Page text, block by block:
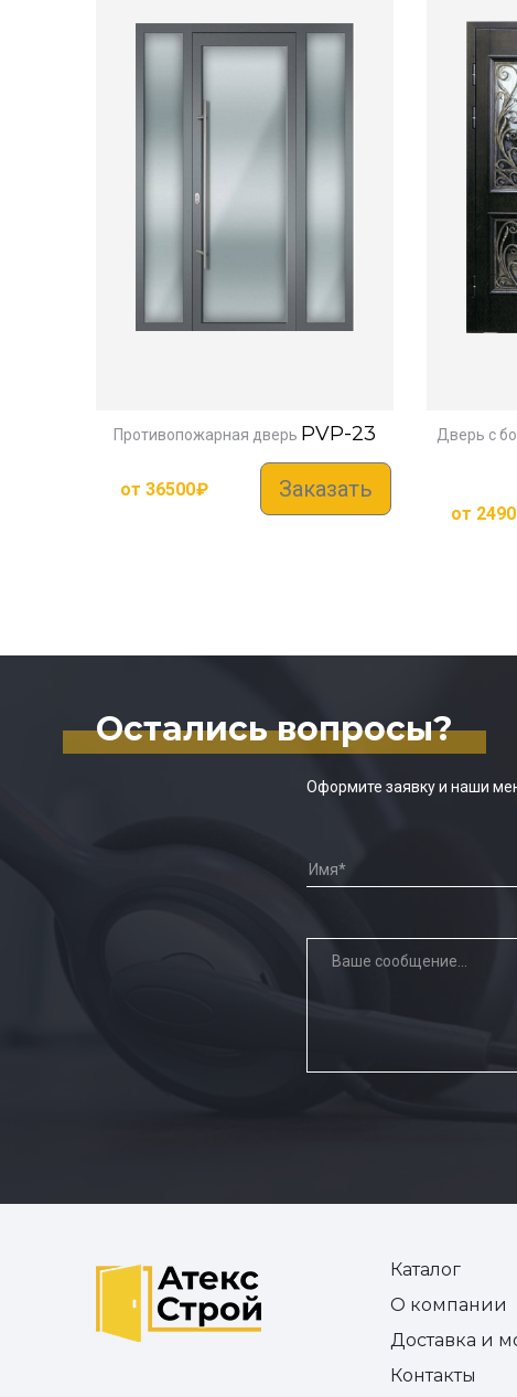
Противопожарная дверь PVP-23
от 36500₽ Заказать
Дверь с
от
Остались вопросы?
Оформите заявку и наши
Каталог
О компании
Доставка и
Контакты